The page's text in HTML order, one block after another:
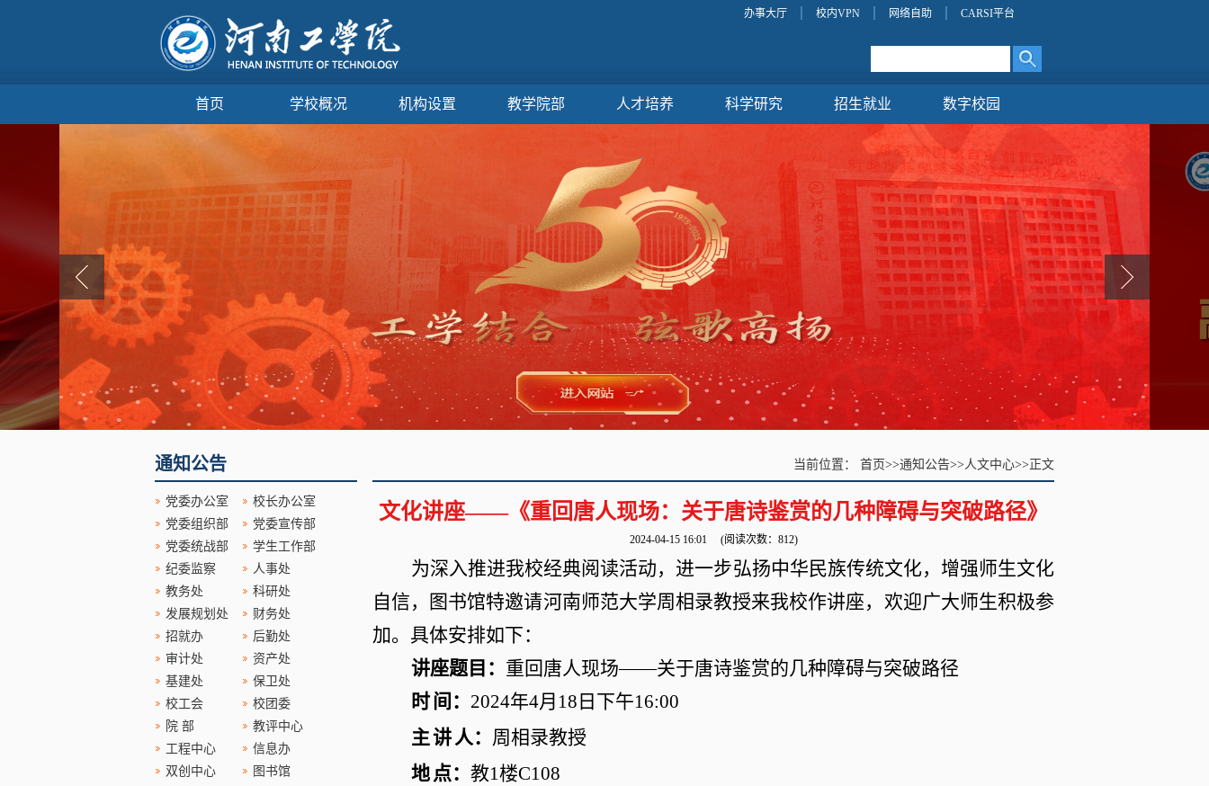
办事大厅 校内VPN 网络自助 CARSI平台
首页 学校概况 机构设置 教学院部 人才培养 科学研究 招生就业 数字校园
通知公告
党委办公室
校长办公室
党委组织部
党委宣传部
党委统战部
学生工作部
纪委监察
人事处
教务处
科研处
发展规划处
财务处
招就办
后勤处
审计处
资产处
基建处
保卫处
校工会
校团委
院 部
教评中心
工程中心
信息办
双创中心
图书馆
当前位置： 首页>>通知公告>>人文中心>> 正文
文化讲座——《重回唐人现场：关于唐诗鉴赏的几种障碍与突破路径》
2024-04-15 16:01 (阅读次数： 812)
为深入推进我校经典阅读活动，进一步弘扬中华民族传统文化，增强师生文化
自信，
图书馆特邀请河南师范大学周相录教授来我校作讲座，欢迎广大师生积极参
加。具体安排如下：
讲座题目： 重回唐人现场——关于唐诗鉴赏的几种障碍与突破路径
时 间： 2024年4月18 日下午16:00
主讲人： 周相录教授
地 点： 教1楼C108